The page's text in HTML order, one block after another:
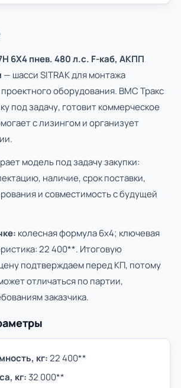
6Х4 пнев. 480 л.с. F-каб, АКПП
— шасси SITRAK для монтажа
оборудования. ВМС Тракс
под задачу, готовит коммерческое
с лизингом и организует
модель под задачу закупки:
наличие, срок поставки,
и совместимость с будущей
колесная формула 6х4; ключевая
22 400**. Итоговую
подтверждаем перед КП, потому
отличаться по партии,
заказчика.
кг:22 400**
кг: 32 000**